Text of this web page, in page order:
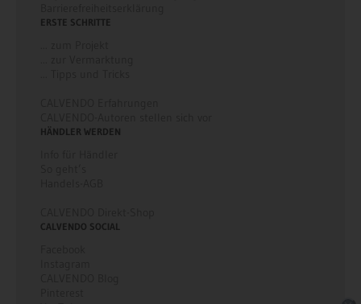
ERSTE SCHRITTE
HÄNDLER WERDEN
CALVENDO SOCIAL